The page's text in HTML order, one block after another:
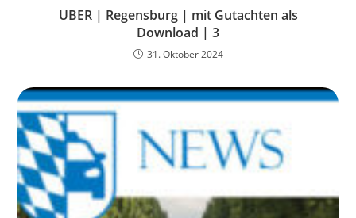
UBER | Regensburg | mit Gutachten als
Download | 3
31. Oktober 2024